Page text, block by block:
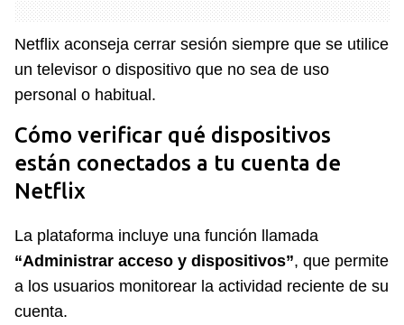
Netflix aconseja cerrar sesión siempre que se utilice
un televisor o dispositivo que no sea de uso
personal o habitual.
Cómo verificar qué dispositivos
están conectados a tu cuenta de
Netflix
La plataforma incluye una función llamada
“Administrar acceso y dispositivos”, que permite
a los usuarios monitorear la actividad reciente de su
cuenta.